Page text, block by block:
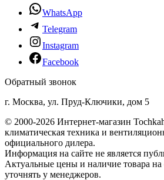
WhatsApp
Telegram
Instagram
Facebook
Обратный звонок
г. Москва, ул. Пруд-Ключики, дом 5
© 2000-2026 Интернет-магазин
климатическая техника и
официального дилера.
Информация на сайте не является
Актуальные цены и наличие товара на
уточнять у менеджеров.